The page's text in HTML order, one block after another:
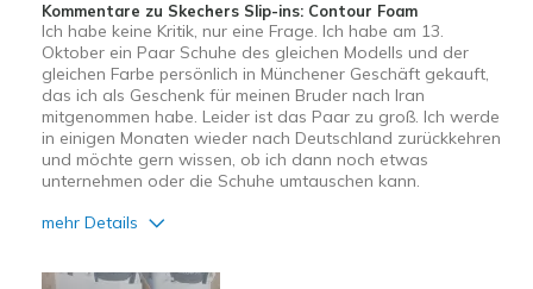
Kommentare zu Skechers Slip-ins: Contour Foam
Ich habe keine Kritik, nur eine Frage. Ich habe am 13.
Oktober ein Paar Schuhe des gleichen Modells und der
gleichen Farbe persönlich in Münchener Geschäft gekauft,
das ich als Geschenk für meinen Bruder nach Iran
mitgenommen habe. Leider ist das Paar zu groß. Ich werde
in einigen Monaten wieder nach Deutschland zurückkehren
und möchte gern wissen, ob ich dann noch etwas
unternehmen oder die Schuhe umtauschen kann.
mehr Details